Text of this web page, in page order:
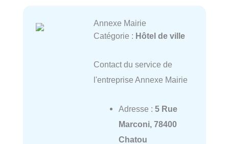
Annexe Mairie
Catégorie : Hôtel de ville
Contact du service de
l'entreprise Annexe Mairie
Adresse : 5 Rue
Marconi, 78400
Chatou